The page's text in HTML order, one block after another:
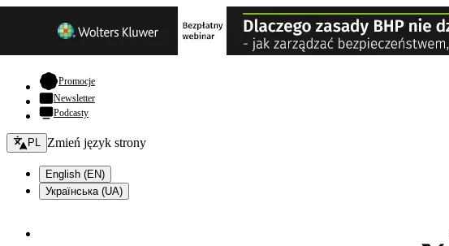
Promocje- otwiera się w nowej karcie
Newsletter
Podcasty
Zmień język - bieżący:
PL Zmień język strony
English (EN)
Українська (UA)